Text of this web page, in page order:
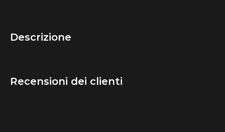
Descrizione
Recensioni dei clienti